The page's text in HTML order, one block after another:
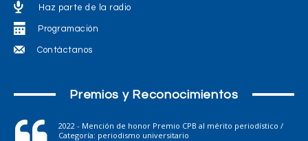
Haz parte de la radio
Programación
Contáctanos
Premios y Reconocimientos
2022 - Mención de honor Premio CPB al mérito periodístico /
Categoría: periodismo universitario